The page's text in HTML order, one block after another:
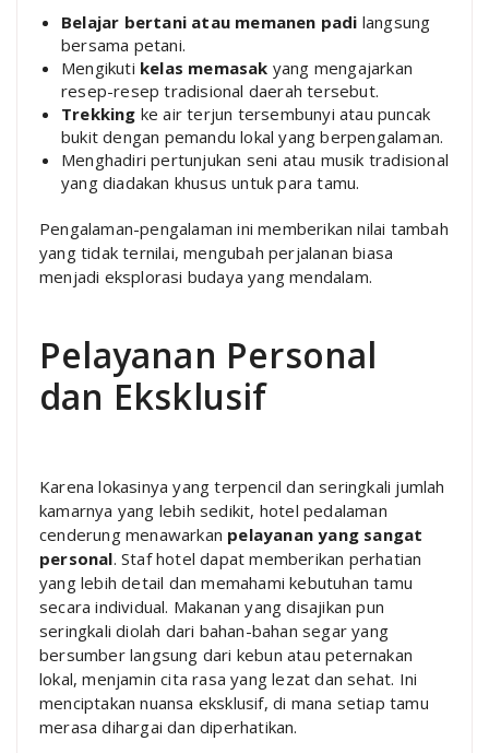
Belajar bertani atau memanen padi langsung
bersama petani.
Mengikuti kelas memasak yang mengajarkan
resep-resep tradisional daerah tersebut.
Trekking ke air terjun tersembunyi atau puncak
bukit dengan pemandu lokal yang berpengalaman.
Menghadiri pertunjukan seni atau musik tradisional
yang diadakan khusus untuk para tamu.
Pengalaman-pengalaman ini memberikan nilai tambah
yang tidak ternilai, mengubah perjalanan biasa
menjadi eksplorasi budaya yang mendalam.
Pelayanan Personal
dan Eksklusif
Karena lokasinya yang terpencil dan seringkali jumlah
kamarnya yang lebih sedikit, hotel pedalaman
cenderung menawarkan pelayanan yang sangat
personal. Staf hotel dapat memberikan perhatian
yang lebih detail dan memahami kebutuhan tamu
secara individual. Makanan yang disajikan pun
seringkali diolah dari bahan-bahan segar yang
bersumber langsung dari kebun atau peternakan
lokal, menjamin cita rasa yang lezat dan sehat. Ini
menciptakan nuansa eksklusif, di mana setiap tamu
merasa dihargai dan diperhatikan.